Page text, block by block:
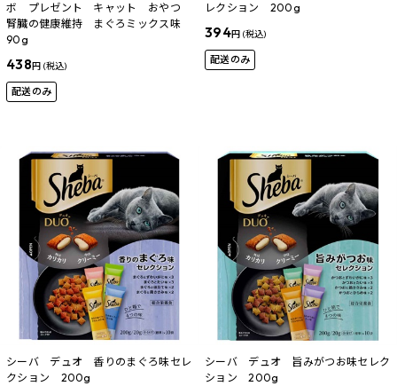
ボ プレゼント キャット おやつ
腎臓の健康維持 まぐろミックス味
90g
438円 (税込)
配送のみ
レクション 200g
394円 (税込)
配送のみ
シーバ デュオ 香りのまぐろ味セレ
クション 200g
シーバ デュオ 旨みがつお味セレク
ション 200g